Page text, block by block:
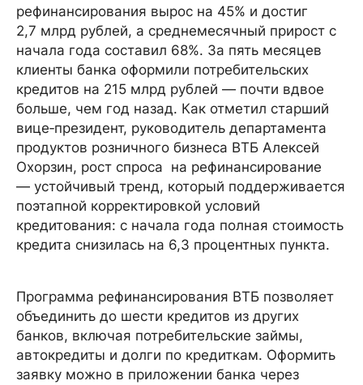
рефинансирования вырос на 45% и достиг
2,7 млрд рублей, а среднемесячный прирост с
начала года составил 68%. За пять месяцев
клиенты банка оформили потребительских
кредитов на 215 млрд рублей — почти вдвое
больше, чем год назад. Как отметил старший
вице‑президент, руководитель департамента
продуктов розничного бизнеса ВТБ Алексей
Охорзин, рост спроса на рефинансирование
— устойчивый тренд, который поддерживается
поэтапной корректировкой условий
кредитования: с начала года полная стоимость
кредита снизилась на 6,3 процентных пункта.
Программа рефинансирования ВТБ позволяет
объединить до шести кредитов из других
банков, включая потребительские займы,
автокредиты и долги по кредиткам. Оформить
заявку можно в приложении банка через